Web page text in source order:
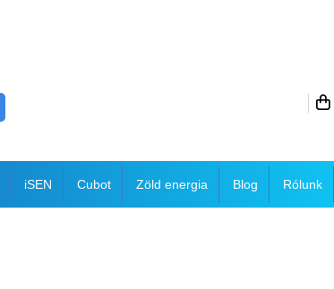
iSEN Cubot Zöld energia Blog Rólunk